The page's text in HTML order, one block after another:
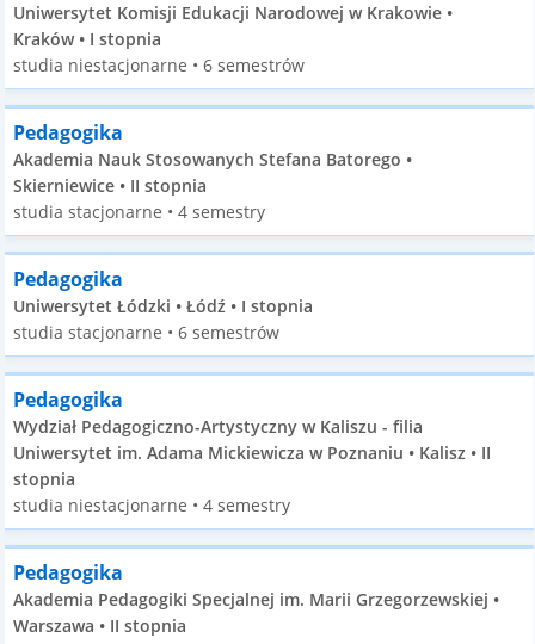
Uniwersytet Komisji Edukacji Narodowej w Krakowie •
Kraków • I stopnia
studia niestacjonarne • 6 semestrów
Pedagogika
Akademia Nauk Stosowanych Stefana Batorego •
Skierniewice • II stopnia
studia stacjonarne • 4 semestry
Pedagogika
Uniwersytet Łódzki • Łódź • I stopnia
studia stacjonarne • 6 semestrów
Pedagogika
Wydział Pedagogiczno-Artystyczny w Kaliszu - filia
Uniwersytet im. Adama Mickiewicza w Poznaniu • Kalisz • II
stopnia
studia niestacjonarne • 4 semestry
Pedagogika
Akademia Pedagogiki Specjalnej im. Marii Grzegorzewskiej •
Warszawa • II stopnia